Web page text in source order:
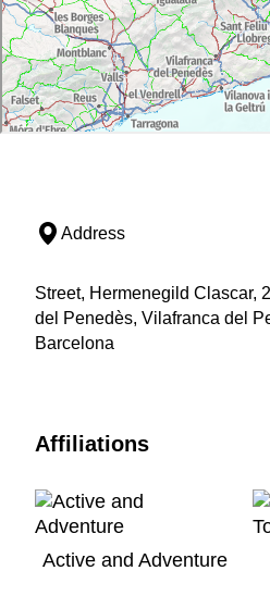
Address
Street, Hermenegild Clascar,
del Penedès, Vilafranca del
Barcelona
Affiliations
Active and Adventure